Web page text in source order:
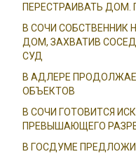
ПЕРЕСТРАИВАТЬ ДОМ.
В СОЧИ
ДОМ, ЗАХВАТИВ
СУД
В АДЛЕРЕ
ОБЪЕКТОВ
В СОЧИ ГОТОВИТСЯ
ПРЕВЫШАЮЩЕГО
В ГОСДУМЕ